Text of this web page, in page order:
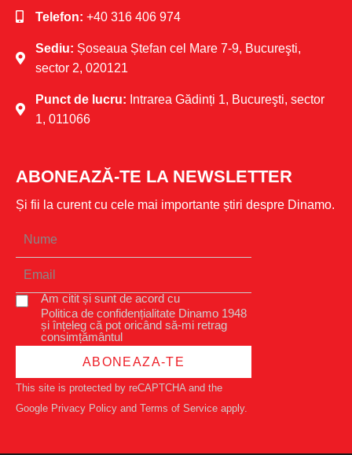
Telefon: +40 316 406 974
Sediu: Șoseaua Ștefan cel Mare 7-9, Bucureşti,
sector 2, 020121
Punct de lucru: Intrarea Gădinți 1, Bucureşti, sector
1, 011066
ABONEAZĂ-TE LA NEWSLETTER
Și fii la curent cu cele mai importante știri despre Dinamo.
Am citit și sunt de acord cu
Politica de confidențialitate Dinamo 1948
și înțeleg că pot oricând să-mi retrag
consimțământul
ABONEAZA-TE
This site is protected by reCAPTCHA and the
Google Privacy Policy and Terms of Service apply.